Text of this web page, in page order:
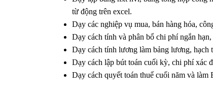
từ động trên excel.
Dạy các nghiệp vụ mua, bán hàng hóa,
Dạy cách tính và phân bổ chi phí ngắn
Dạy cách tính lương làm bảng lương, hạch
Dạy cách lập bút toán cuối kỳ, chi phí xác
Dạy cách quyết toán thuế cuối năm và làm